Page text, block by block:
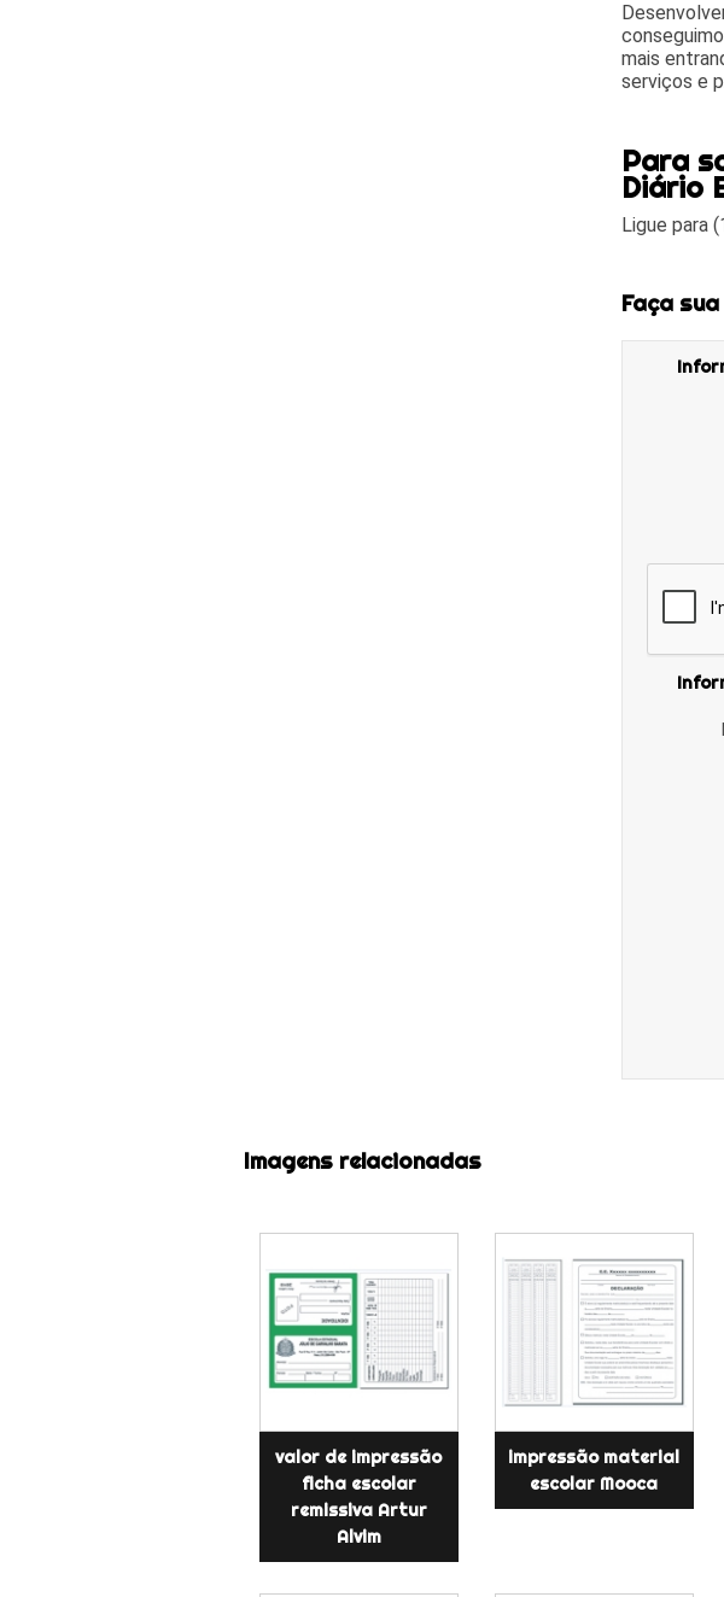
mais
serviços e
Para
Diário
Ligue para
Faça
Imagens relacionadas
valor de impressão
ficha escolar
remissiva Artur
Alvim
impressão material
escolar Mooca